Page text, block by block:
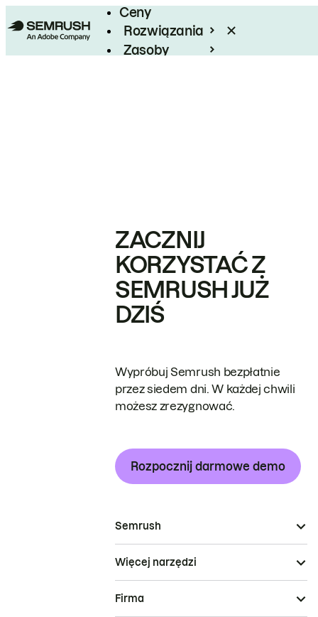
Ceny
Rozwiązania
Zasoby
ZACZNIJ
KORZYSTAĆ Z
SEMRUSH JUŻ
DZIŚ
Wypróbuj Semrush bezpłatnie
przez siedem dni. W każdej chwili
możesz zrezygnować.
Rozpocznij darmowe demo
Semrush
Więcej narzędzi
Firma